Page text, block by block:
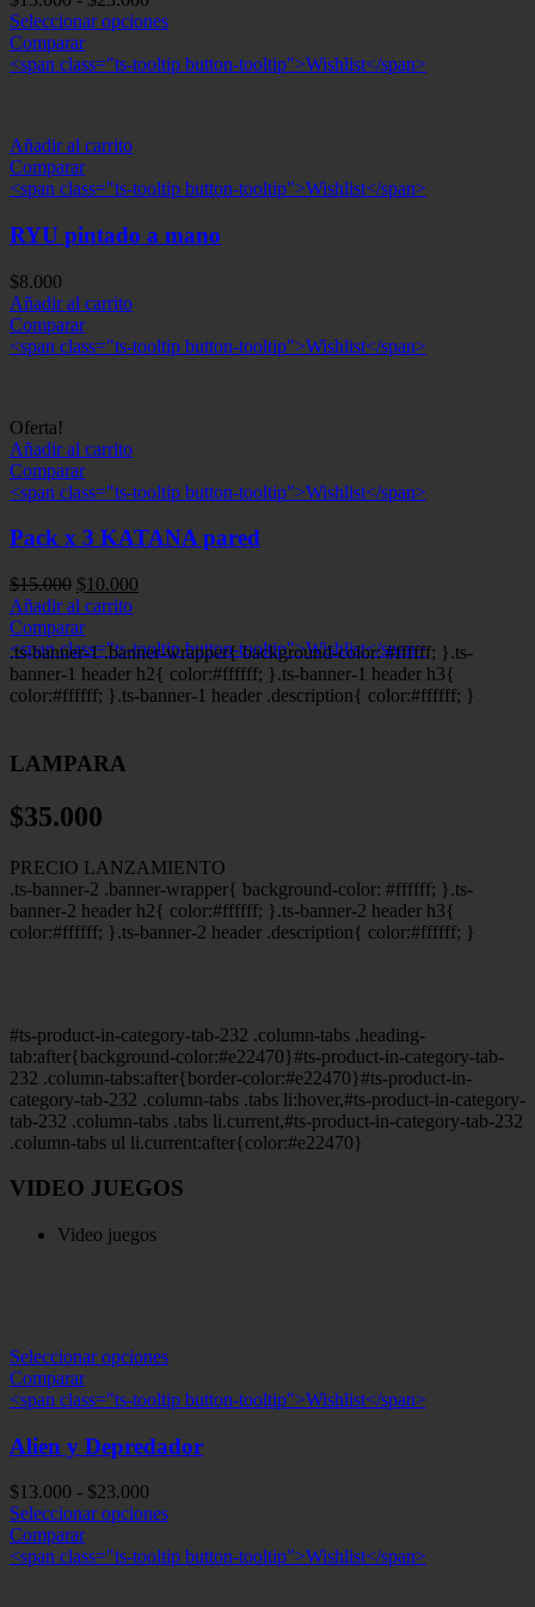
de
desde
Seleccionar opciones
Comparar
<span class="ts-tooltip button-tooltip">Wishlist</span>
Añadir al carrito
Comparar
<span class="ts-tooltip button-tooltip">Wishlist</span>
RYU pintado a mano
$8.000
Añadir al carrito
Comparar
<span class="ts-tooltip button-tooltip">Wishlist</span>
Oferta!
Añadir al carrito
Comparar
<span class="ts-tooltip button-tooltip">Wishlist</span>
Pack x 3 KATANA pared
$15.000 El
precio
original
era:
$15.000.
$10.000
es:
$10.000.
Añadir al carrito
Comparar
<span class="ts-tooltip button-tooltip">Wishlist</span>
.ts-banner-1 .banner-wrapper{ background-color: #ffffff; }.ts-
banner-1 header h2{ color:#ffffff; }.ts-banner-1 header h3{
color:#ffffff; }.ts-banner-1 header .description{ color:#ffffff; }
LAMPARA
$35.000
PRECIO LANZAMIENTO
.ts-banner-2 .banner-wrapper{ background-color: #ffffff; }.ts-
banner-2 header h2{ color:#ffffff; }.ts-banner-2 header h3{
color:#ffffff; }.ts-banner-2 header .description{ color:#ffffff; }
#ts-product-in-category-tab-232 .column-tabs .heading-
tab:after{background-color:#e22470}#ts-product-in-category-tab-
232 .column-tabs:after{border-color:#e22470}#ts-product-in-
category-tab-232 .column-tabs .tabs li:hover,#ts-product-in-category-
tab-232 .column-tabs .tabs li.current,#ts-product-in-category-tab-232
.column-tabs ul li.current:after{color:#e22470}
VIDEO JUEGOS
Video juegos
Seleccionar opciones
Comparar
<span class="ts-tooltip button-tooltip">Wishlist</span>
Alien y Depredador
$13.000 - $23.000
de
desde
Seleccionar opciones
Comparar
<span class="ts-tooltip button-tooltip">Wishlist</span>